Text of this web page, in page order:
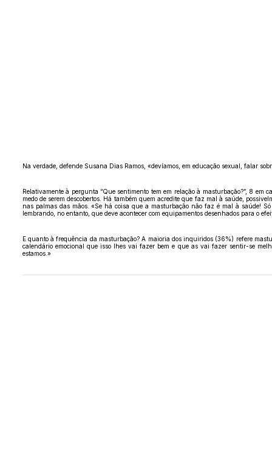
Na verdade, defende Susana Dias Ramos, «devíamos, em educação sexual, falar
Relativamente à pergunta “Que sentimento tem em relação à masturbação?”, 8
medo de serem descobertos. Há também quem acredite que faz mal à saúde,
nas palmas das mãos. «Se há coisa que a masturbação não faz é mal à saúde!
lembrando, no entanto, que deve acontecer com equipamentos desenhados para o
E quanto à frequência da masturbação? A maioria dos inquiridos (36%) refere
calendário emocional que isso lhes vai fazer bem e que as vai fazer sentir-se
estamos.»